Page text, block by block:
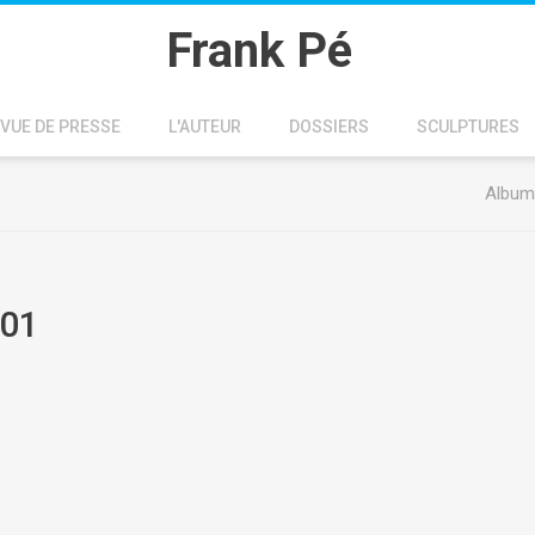
Frank Pé
DE PRESSE L'AUTEUR DOSSIERS SCULPTURES